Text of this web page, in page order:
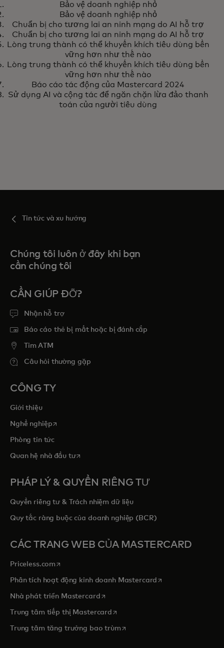
Bảo vệ doanh nghiệp nhỏ
Bảo vệ doanh nghiệp nhỏ
Chuẩn bị cho tương lai an ninh mạng do AI hỗ trợ
Chuẩn bị cho tương lai an ninh mạng do AI hỗ trợ
Lòng trung thành có thể khuyến khích tiêu dùng bền
vững hơn như thế nào
Lòng trung thành có thể khuyến khích tiêu dùng bền
vững hơn như thế nào
Báo cáo tác động của Mastercard 2024
Sử dụng AI và cộng tác để ngăn chặn lừa đảo thanh
toán của người tiêu dùng
Tin tức và xu hướng
Chúng tôi luôn ở đây khi bạn
cần chúng tôi
CẦN GIÚP ĐỠ?
Nhận hỗ trợ
Báo cáo thẻ bị mất hoặc bị đánh cắp
Tim ATM
Câu hỏi thường gặp
CÔNG TY
Giới thiệu
Nghề nghiệpopens in a new tab
Phòng tin tức
Quan hệ nhà đầu tưopens in a new tab
PHÁP LÝ & QUYỀN RIÊNG TƯ
Quyền riêng tư & Trách nhiệm dữ liệu
Quy tắc ràng buộc của doanh nghiệp (BCR)
CÁC TRANG WEB CỦA MASTERCARD
Priceless.com opens in a new tab
Phân tích hoạt động kinh doanh Mastercard opens in a new tab
Nhà phát triển Mastercardopens in a new tab
Trung tâm tiếp thị Mastercardopens in a new tab
Trung tâm tăng trưởng bao trùmopens in a new tab